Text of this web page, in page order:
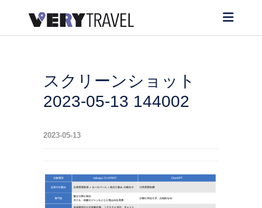
スクリーンショット
2023-05-13 144002
2023-05-13